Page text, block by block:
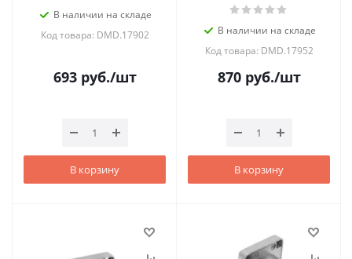
В наличии на складе
Код товара: DMD.17902
693руб./шт
В корзину
В наличии на складе
Код товара: DMD.17952
870руб./шт
В корзину